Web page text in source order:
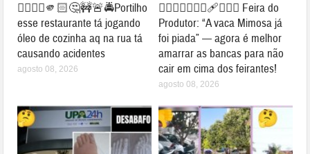
👉🏻👎🏻🫵🏻🤔🚧🚨🚔Portilho
esse restaurante tá jogando
óleo de cozinha aq na rua tá
causando acidentes
agosto 08, 2026
👉🏻🐮⛺🚧👎🏻🩹🤔🐄⛺ Feira do
Produtor: “A vaca Mimosa já
foi piada” — agora é melhor
amarrar as bancas para não
cair em cima dos feirantes!
agosto 08, 2026